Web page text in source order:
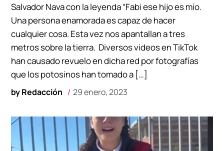
byRedacción 29 enero, 2023
Salvador Nava con la leyenda “Fabi ese hijo es mío.
Una persona enamorada es capaz de hacer
cualquier cosa. Esta vez nos apantallan a tres
metros sobre la tierra. Diversos videos en TikTok
han causado revuelo en dicha red por fotografías
que los potosinos han tomado a […]